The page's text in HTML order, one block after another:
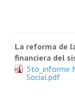
La reforma de
financiera del
5to_informe
Social.pdf